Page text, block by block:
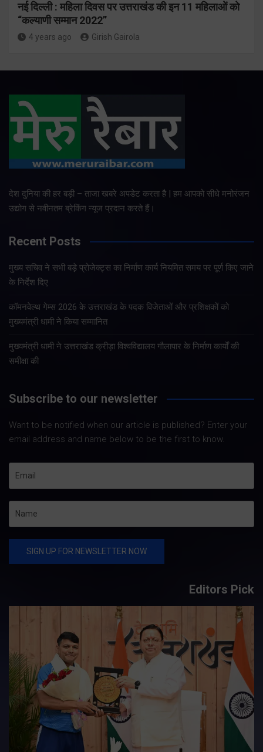
नई दिल्ली : महिला दिवस पर उत्तराखंड की इन 11 महिलाओं को
“कल्याणी सम्मान 2022”
4 years ago Girish Gairola
देश दुनिया की हर बड़ी – ताजा खबरे अपडेट करता है | हम आपको सीधे मनोरंजन
उद्योग से नवीनतम ब्रेकिंग न्यूज प्रदान करते हैं।
Recent Posts
मुख्य सचिव ने सभी बड़े प्रोजेक्ट्स का निर्माण कार्य नियमित समय पर पूर्ण किए जाने
के निर्देश दिए
कॉमनवेल्थ गेम्स 2026 के उत्तराखंड के पदक विजेताओं और प्रशिक्षकों को
मुख्यमंत्री धामी ने किया सम्मानित
मुख्यमंत्री धामी ने उत्तराखंड क्रीड़ा विश्वविद्यालय गौलापार के निर्माण कार्यों की
समीक्षा की
Subscribe to our newsletter
Want to be notified when our article is published? Enter your
email address and name below to be the first to know.
Editors Pick